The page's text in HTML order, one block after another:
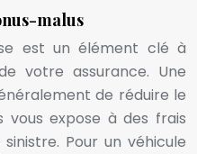
malus
est un élément clé à
votre assurance. Une
de réduire le
expose à des frais
Pour un véhicule